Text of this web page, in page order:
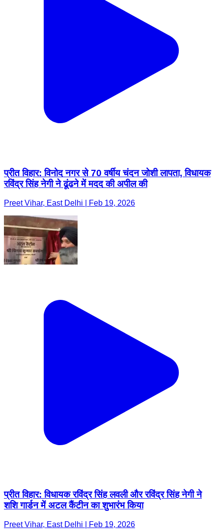
प्रीत विहार: विनोद नगर से 70 वर्षीय चंदन जोशी लापता, विधायक
रविंद्र सिंह नेगी ने ढूंढने में मदद की अपील की
Preet Vihar, East Delhi | Feb 19, 2026
प्रीत विहार: विधायक रविंद्र सिंह लवली और रविंद्र सिंह नेगी ने
शशि गार्डन में अटल कैंटीन का शुभारंभ किया
Preet Vihar, East Delhi | Feb 19, 2026